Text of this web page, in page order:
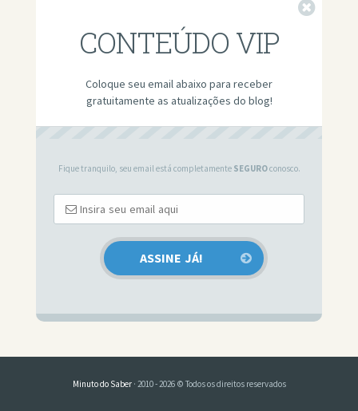
CONTEÚDO VIP
Coloque seu email abaixo para receber
gratuitamente as atualizações do blog!
Fique tranquilo, seu email está completamente SEGUROconosco.
Minuto do Saber· 2010 - 2026 © Todos os direitos reservados